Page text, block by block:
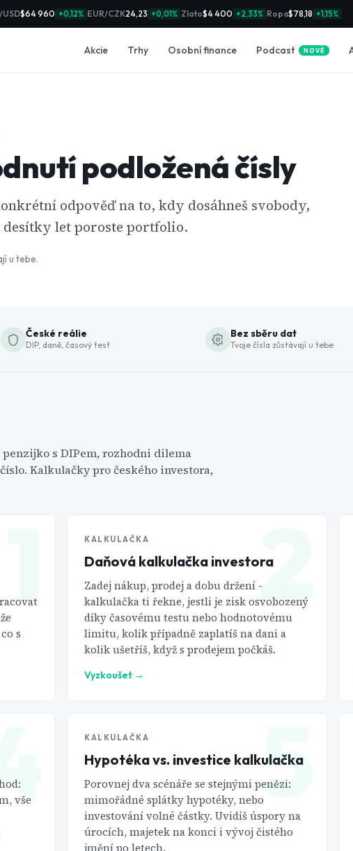
USD$64 960 +0,12% EUR/CZK24,23 +0,01% Zlato$4 400 +2,33% Ropa$78,18 +1,15%
Akcie Trhy Osobní finance Podcast NOVÉ
podložená čísly
odpověď na to, kdy dosáhneš svobody,
let poroste portfolio.
u tebe.
České reálie
DIP, daně, časový test
Bez sběru dat
Tvoje čísla zůstávají u tebe
s DIPem, rozhodni dilema
Kalkulačky pro českého investora,
s
2
KALKULAČKA
Daňová kalkulačka investora
Zadej nákup, prodej a dobu držení -
kalkulačka ti řekne, jestli je zisk osvobozený
díky časovému testu nebo hodnotovému
limitu, kolik případně zaplatíš na dani a
kolik ušetříš, když s prodejem počkáš.
Vyzkoušet →
vše
5
KALKULAČKA
Hypotéka vs. investice kalkulačka
Porovnej dva scénáře se stejnými penězi:
mimořádné splátky hypotéky, nebo
investování volné částky. Uvidíš úspory na
úrocích, majetek na konci i vývoj čistého
jmění po letech.